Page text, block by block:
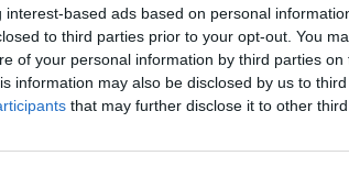
interest-based ads based on personal
to third parties prior to your opt-out. You
of your personal information by third parties on
information may also be disclosed by us to
that may further disclose it to other third